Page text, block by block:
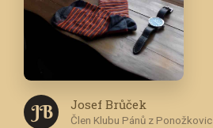
J B Josef Brůček
Člen Klubu Pánů z Ponožkovic